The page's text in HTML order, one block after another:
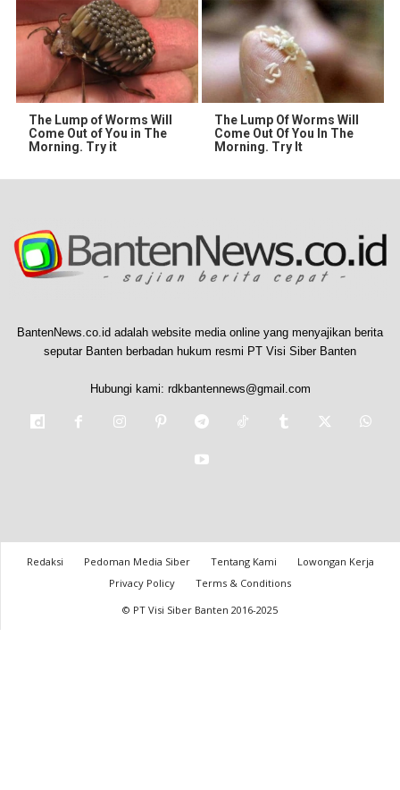
The Lump of Worms Will
Come Out of You in The
Morning. Try it
The Lump Of Worms Will
Come Out Of You In The
Morning. Try It
BantenNews.co.id adalah website media online yang menyajikan berita
seputar Banten berbadan hukum resmi PT Visi Siber Banten
Hubungi kami: rdkbantennews@gmail.com
Redaksi Pedoman Media Siber Tentang Kami
Lowongan Kerja
Privacy Policy
Terms & Conditions
© PT Visi Siber Banten 2016-2025